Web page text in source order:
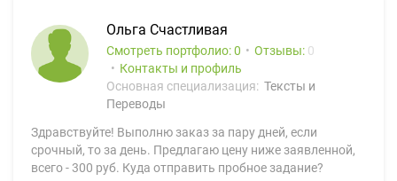
Ольга Счастливая
Смотреть портфолио: 0 Отзывы: 0
Контакты и профиль
Основная специализация: Тексты и
Переводы
Здравствуйте! Выполню заказ за пару дней, если
срочный, то за день. Предлагаю цену ниже заявленной,
всего - 300 руб. Куда отправить пробное задание?